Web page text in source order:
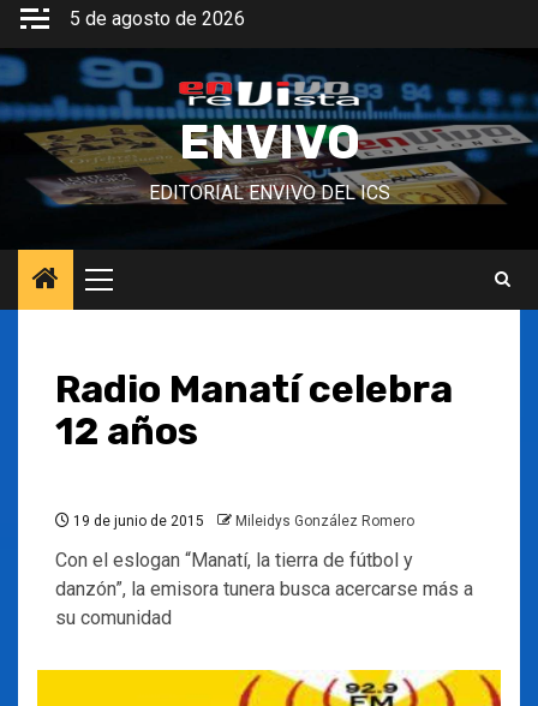
Saltar
contenido
5 de agosto de 2026
ENVIVO
EDITORIAL ENVIVO DEL ICS
Menú
principal
Radio Manatí celebra
12 años
19 de junio de 2015 Mileidys González Romero
Con el eslogan “Manatí, la tierra de fútbol y
danzón”, la emisora tunera busca acercarse más a
su comunidad